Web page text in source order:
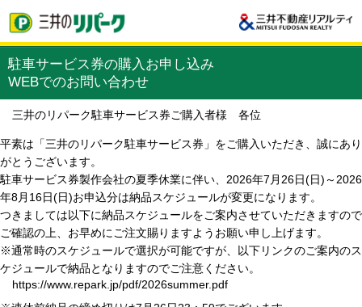
駐車サービス券の購入お申し込み
WEBでのお問い合わせ
三井のリパーク駐車サービス券ご購入者様 各位
平素は「三井のリパーク駐車サービス券」をご購入いただき、誠にあり
がとうございます。
駐車サービス券製作会社の夏季休業に伴い、2026年7月26日(日)～2026
年8月16日(日)お申込分は納品スケジュールが変更になります。
つきましては以下に納品スケジュールをご案内させていただきますので
ご確認の上、お早めにご注文賜りますようお願い申し上げます。
※通常時のスケジュールで選択が可能ですが、以下リンクのご案内のス
ケジュールで納品となりますのでご注意ください。
https://www.repark.jp/pdf/2026summer.pdf